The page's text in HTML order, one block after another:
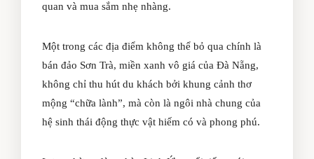
quan và mua sắm nhẹ nhàng.
Một trong các địa điểm không thể bỏ qua chính là
bán đảo Sơn Trà, miền xanh vô giá của Đà Nẵng,
không chỉ thu hút du khách bởi khung cảnh thơ
mộng “chữa lành”, mà còn là ngôi nhà chung của
hệ sinh thái động thực vật hiếm có và phong phú.